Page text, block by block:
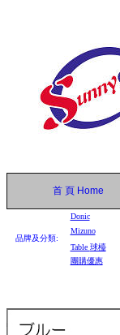
首 頁 Home
品牌及分類:
Donic
Mizuno
Table 球檯
團購優惠